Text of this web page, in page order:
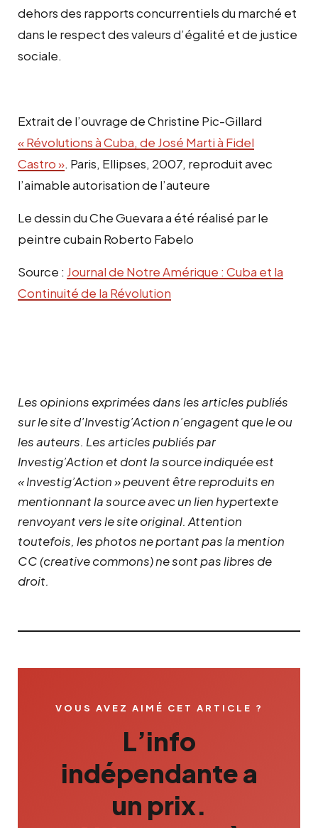
dehors des rapports concurrentiels du marché et
dans le respect des valeurs d’égalité et de justice
sociale.
Extrait de l’ouvrage de Christine Pic-Gillard
« Révolutions à Cuba, de José Marti à Fidel
Castro ». Paris, Ellipses, 2007, reproduit avec
l’aimable autorisation de l’auteure
Le dessin du Che Guevara a été réalisé par le
peintre cubain Roberto Fabelo
Source : Journal de Notre Amérique : Cuba et la
Continuité de la Révolution
Les opinions exprimées dans les articles publiés
sur le site d’Investig’Action n’engagent que le ou
les auteurs. Les articles publiés par
Investig’Action et dont la source indiquée est
« Investig’Action » peuvent être reproduits en
mentionnant la source avec un lien hypertexte
renvoyant vers le site original. Attention
toutefois, les photos ne portant pas la mention
CC (creative commons) ne sont pas libres de
droit.
VOUS AVEZ AIMÉ CET ARTICLE ?
L’info
indépendante a
un prix.